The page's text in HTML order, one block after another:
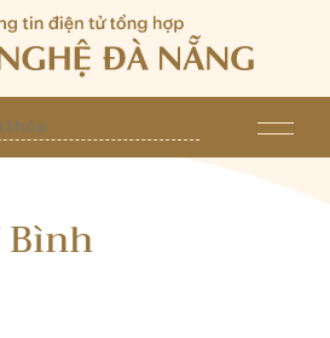
Bình